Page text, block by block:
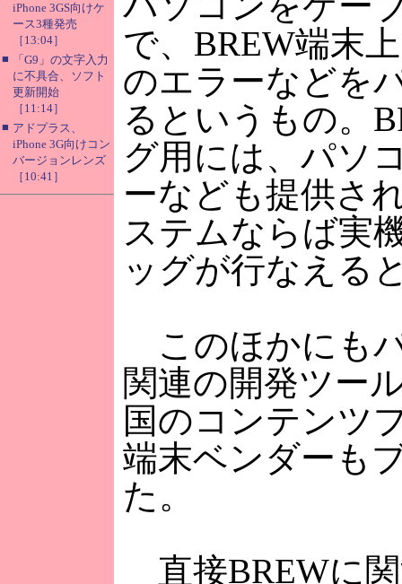
iPhone 3GS向けケ
ース3種発売
［13:04］
■
「G9」の文字入力
に不具合、ソフト
更新開始
［11:14］
■ アドプラス、
iPhone 3G向けコン
バージョンレンズ
［10:41］
で、BREW端末
のエラーなどを
るというもの。
グ用には、パソ
ーなども提供さ
ステムならば実
ッグが行なえる
このほかにも
関連の開発ツー
国のコンテンツ
端末ベンダーも
た。
直接BREWに